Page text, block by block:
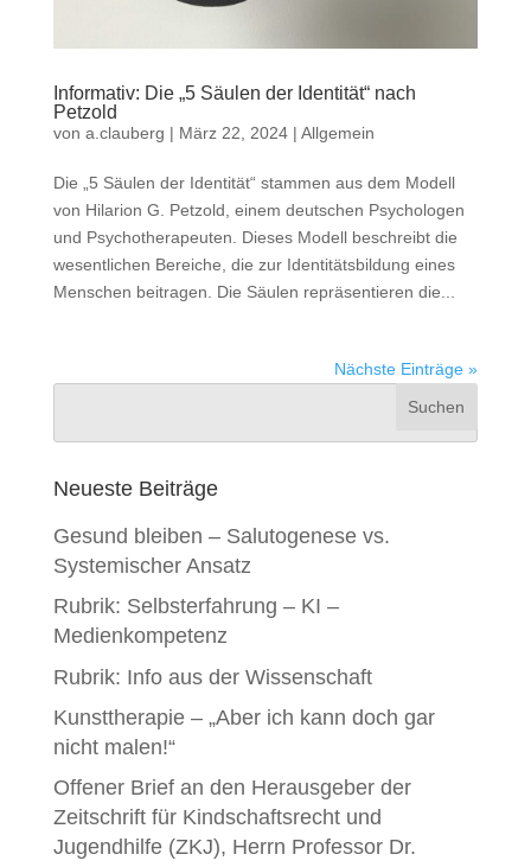
Informativ: Die „5 Säulen der Identität“ nach
Petzold
von a.clauberg | März 22, 2024| Allgemein
Die „5 Säulen der Identität“ stammen aus dem Modell
von Hilarion G. Petzold, einem deutschen Psychologen
und Psychotherapeuten. Dieses Modell beschreibt die
wesentlichen Bereiche, die zur Identitätsbildung eines
Menschen beitragen. Die Säulen repräsentieren die...
Nächste Einträge »
Neueste Beiträge
Gesund bleiben – Salutogenese vs.
Systemischer Ansatz
Rubrik: Selbsterfahrung – KI –
Medienkompetenz
Rubrik: Info aus der Wissenschaft
Kunsttherapie – „Aber ich kann doch gar
nicht malen!“
Offener Brief an den Herausgeber der
Zeitschrift für Kindschaftsrecht und
Jugendhilfe (ZKJ), Herrn Professor Dr.